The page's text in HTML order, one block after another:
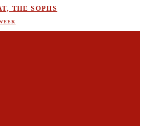
THE SOPHS